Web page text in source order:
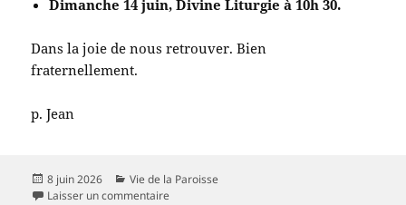
Dimanche 14 juin, Divine Liturgie à 10h 30.
Dans la joie de nous retrouver. Bien
fraternellement.
p. Jean
Publié
le
8 juin 2026 Catégories
Vie de la Paroisse
Laisser un commentairesur